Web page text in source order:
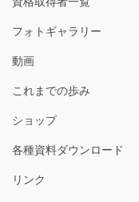
フォトギャラリー
動画
これまでの歩み
ショップ
各種資料ダウンロード
リンク